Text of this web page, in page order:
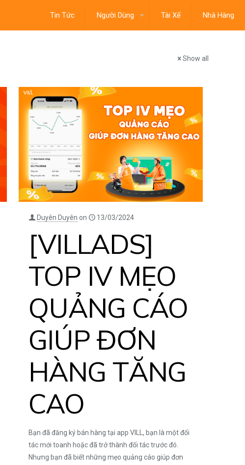
Tin Tức Người Dùng Tài Xế Nhà Hàng
Show all
Duyên Duyên on 13/03/2024
[VILLADS]
TOP IV MẸO
QUẢNG CÁO
GIÚP ĐƠN
HÀNG TĂNG
CAO
Bạn đã đăng ký bán hàng tại app VILL, bạn là một đối
tác mới toanh hoặc đã trở thành đối tác trước đó.
Nhưng bạn đã biết những mẹo quảng cáo giúp đơn